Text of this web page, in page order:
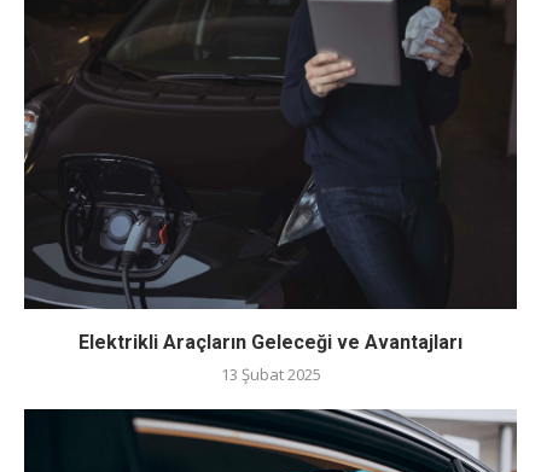
Elektrikli Araçların Geleceği ve Avantajları
13 Şubat 2025